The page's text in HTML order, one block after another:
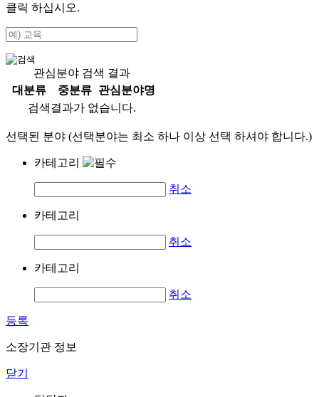
클릭 하십시오.
관심분야 검색 결과
대분류
중분류
관심분야명
검색결과가 없습니다.
선택된 분야 (선택분야는 최소 하나 이상 선택 하셔야 합니다.)
카테고리
취소
카테고리
취소
카테고리
취소
등록
소장기관 정보
닫기